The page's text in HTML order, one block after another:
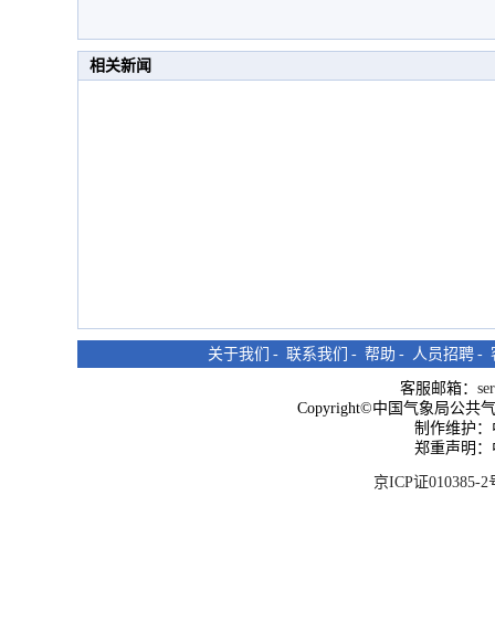
相关新闻
关于我们 - 联系我们 - 帮助 - 人员招聘 -
客服邮箱：
Copyright©中国气象局公共
制作维护
郑重声明
京ICP证010385-2